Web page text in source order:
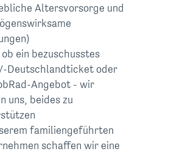
Alters­vorsorge und
ein bezuschusstes
Deutschlandticket oder
Angebot - wir
uns, beides zu
familiengeführten
schaffen wir eine